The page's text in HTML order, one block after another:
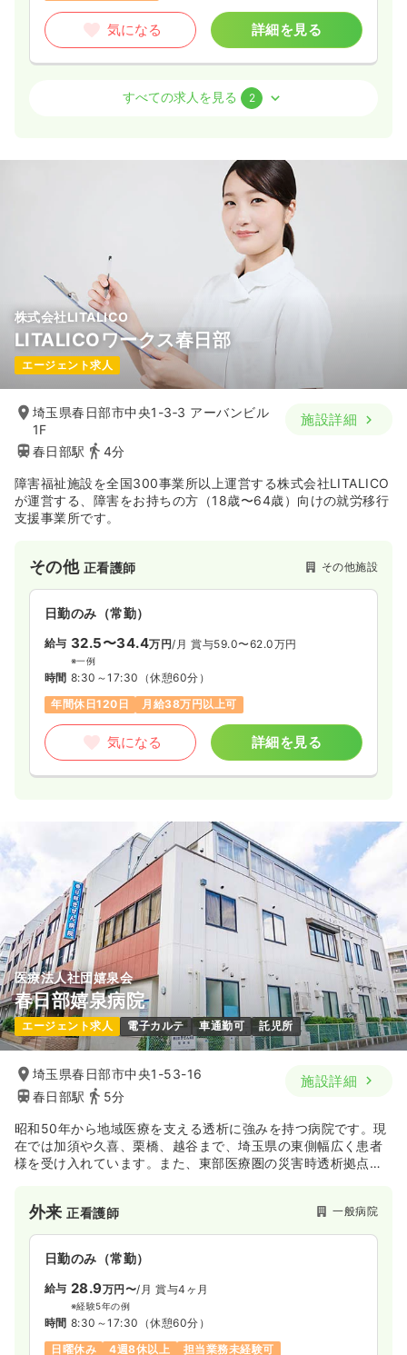
気になる 詳細を見る
正・准看護師
賞与2ヶ月
担当業務未経験可
ブランク可
月給28万円以上可
気になる 詳細を見る
日勤のみ（パート）
給与 時給1,500〜1,600円
時間 8:30～17:30
第二新卒可
時給1,600円以上可
気になる 詳細を見る
すべての求人を見る 2
株式会社LITALICO
LITALICOワークス春日部
エージェント求人
埼玉県春日部市中央1-3‐3 アーバンビル
1F
春日部駅
4分
施設詳細
障害福祉施設を全国300事業所以上運営する株式会社LITALICO
が運営する、障害をお持ちの方（18歳〜64歳）向けの就労移行
支援事業所です。
その他 正看護師 その他施設
日勤のみ（常勤）
給与 32.5〜34.4万円/月 賞与59.0〜62.0万円
※一例
時間 8:30～17:30 （休憩60分）
年間休日120日
月給38万円以上可
気になる 詳細を見る
医療法人社団嬉泉会
春日部嬉泉病院
エージェント求人 電子カルテ 車通勤可 託児所
埼玉県春日部市中央1-53-16
春日部駅
5分
施設詳細
昭和50年から地域医療を支える透析に強みを持つ病院です。現
在では加須や久喜、栗橋、越谷まで、埼玉県の東側幅広く患者
様を受け入れています。また、東部医療圏の災害時透析拠点病
外来正看護師 一般病院
日勤のみ（常勤）
給与 28.9万円〜/月 賞与4ヶ月
※経験5年の例
時間 8:30～17:30 （休憩60分）
日曜休み
4週8休以上
担当業務未経験可